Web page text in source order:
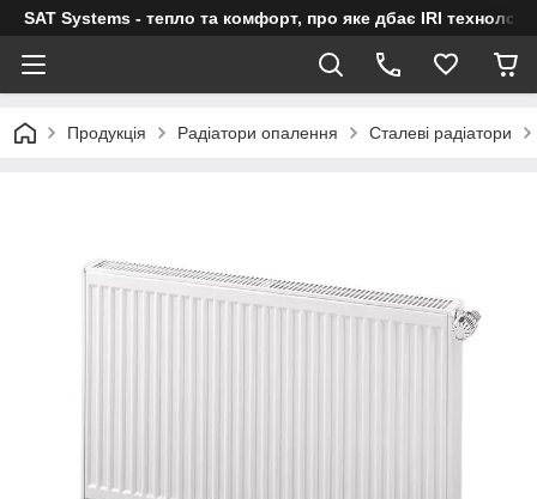
SAT Systems - тепло та комфорт, про яке дбає IRI технологія
Продукція Радіатори опалення Сталеві радіатори